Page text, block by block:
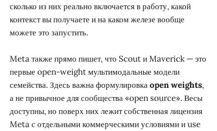
сколько из них реально включается в работу, какой
контекст вы получаете и на каком железе вообще
можете это запустить.
Meta также прямо пишет, что Scout и Maverick — это
первые open-weight мультимодальные модели
семейства. Здесь важна формулировкаopen weights,
а не привычное для сообщества «open source». Весы
доступны, но поверх них лежит собственная лицензия
Meta с отдельными коммерческими условиями и use